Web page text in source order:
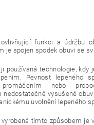
funkci a údržbu
je spojen spodek obuvi se
používaná technologie, kdy
Pevnost lepeného
nebo
nedostatečně vysušené
uvolnění lepeného
vyrobená tímto způsobem je